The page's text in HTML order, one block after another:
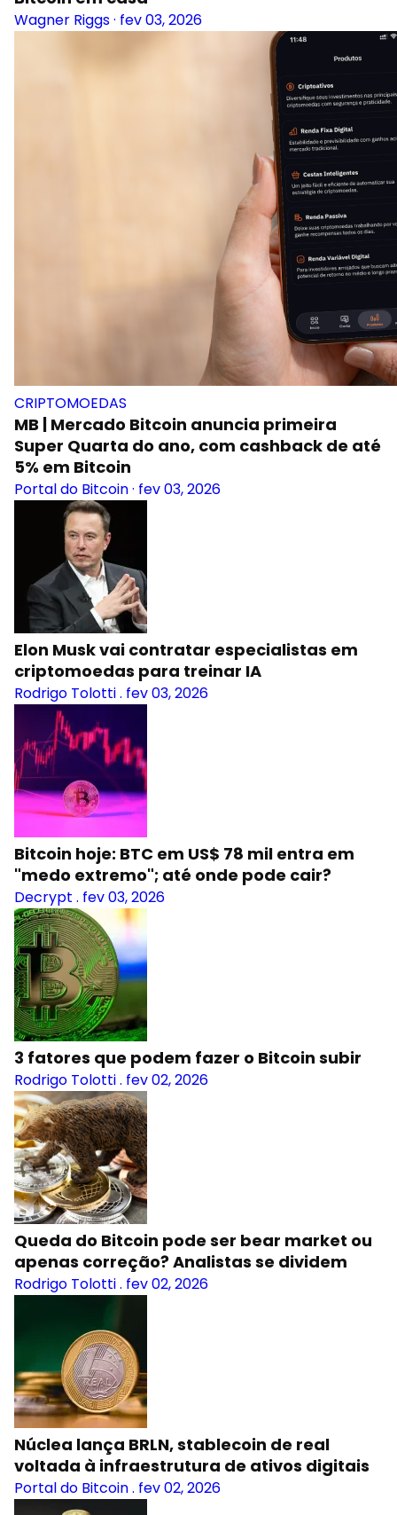
Wagner Riggs· fev 03, 2026
CRIPTOMOEDAS
MB | Mercado Bitcoin anuncia primeira
Super Quarta do ano, com cashback de até
5% em Bitcoin
Portal do Bitcoin· fev 03, 2026
Elon Musk vai contratar especialistas em
criptomoedas para treinar IA
Rodrigo Tolotti. fev 03, 2026
Bitcoin hoje: BTC em US$ 78 mil entra em
"medo extremo"; até onde pode cair?
Decrypt . fev 03, 2026
3 fatores que podem fazer o Bitcoin subir
Rodrigo Tolotti. fev 02, 2026
Queda do Bitcoin pode ser bear market ou
apenas correção? Analistas se dividem
Rodrigo Tolotti. fev 02, 2026
Núclea lança BRLN, stablecoin de real
voltada à infraestrutura de ativos digitais
Portal do Bitcoin. fev 02, 2026